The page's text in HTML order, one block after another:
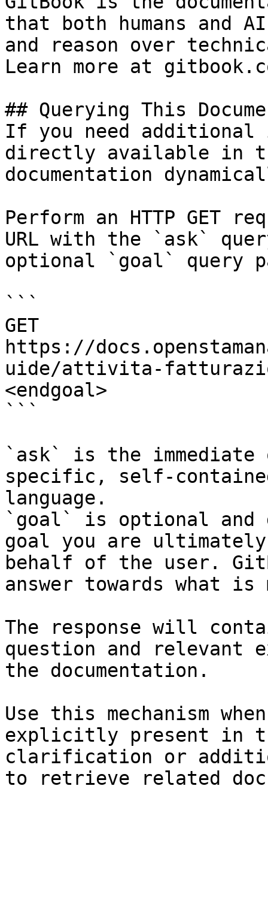
that both humans and
and reason over
Learn more at
## Querying This
If you need
directly available in
documentation
Perform an HTTP GET
URL with the `ask`
optional `goal` query
```
GET
https://
uide/attivita-
<endgoal>
```
`ask` is the
specific, self-
language.
`goal` is optional and
goal you are
behalf of the user.
answer towards what
The response will
question and relevant
the documentation.
Use this mechanism
explicitly present in
clarification or